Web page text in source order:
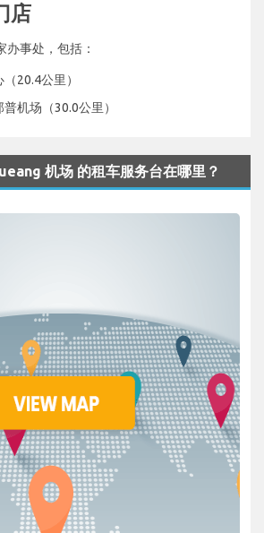
店
事处，包括：
20.4公里）
机场（30.0公里）
机场 的租车服务台在哪里？